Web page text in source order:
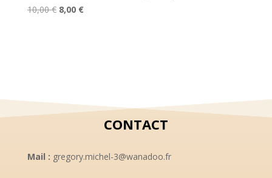
10,00€ Le
8,00 €Le
CONTACT
Mail : gregory.michel-3@wanadoo.fr